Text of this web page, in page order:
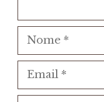
Nome
Email